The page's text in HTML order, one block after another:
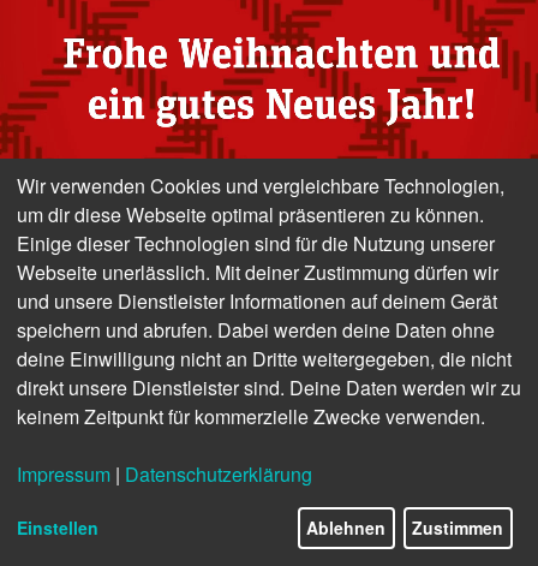
Wir verwenden Cookies und vergleichbare Technologien,
um dir diese Webseite optimal präsentieren zu können.
Einige dieser Technologien sind für die Nutzung unserer
Webseite unerlässlich. Mit deiner Zustimmung dürfen wir
und unsere Dienstleister Informationen auf deinem Gerät
speichern und abrufen. Dabei werden deine Daten ohne
deine Einwilligung nicht an Dritte weitergegeben, die nicht
direkt unsere Dienstleister sind. Deine Daten werden wir zu
keinem Zeitpunkt für kommerzielle Zwecke verwenden.
Impressum | Datenschutzerklärung
Einstellen Ablehnen Zustimmen